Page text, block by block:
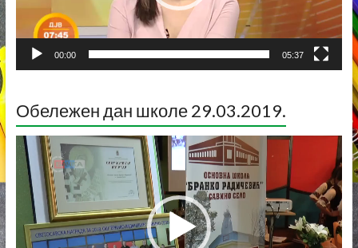
00:00 05:37
Обележен дан школе 29.03.2019.
Прегледач
видео
записа